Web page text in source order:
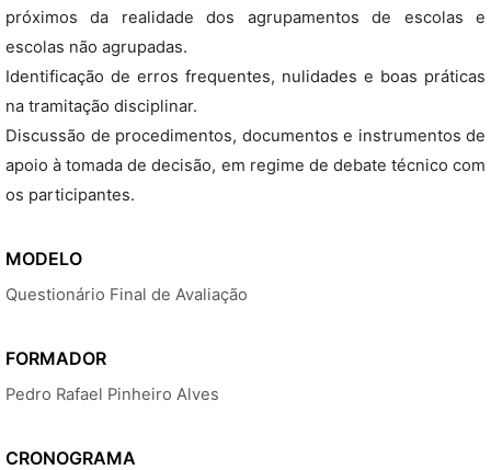
próximos da realidade dos agrupamentos de escolas e
escolas não agrupadas.
Identificação de erros frequentes, nulidades e boas práticas
na tramitação disciplinar.
Discussão de procedimentos, documentos e instrumentos de
apoio à tomada de decisão, em regime de debate técnico com
os participantes.
MODELO
Questionário Final de Avaliação
FORMADOR
Pedro Rafael Pinheiro Alves
CRONOGRAMA